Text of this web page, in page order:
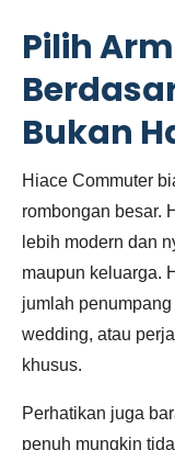
Pilih
Bukan
Hiace Commuter
rombongan besar.
lebih modern dan
maupun keluarga.
jumlah
wedding, atau
khusus.
Perhatikan juga
penuh mungkin